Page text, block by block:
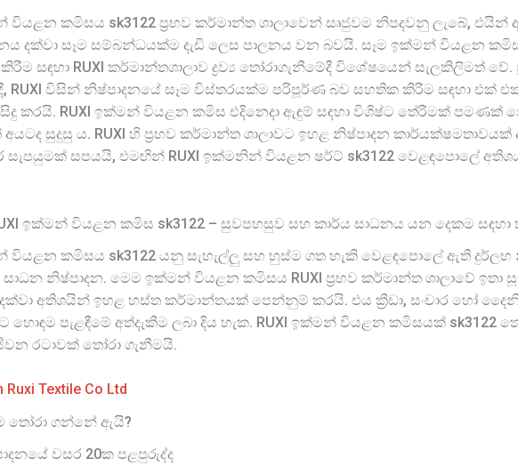
වියළන කමිසය sk3122 ප්‍රභව කර්මාන්ත ශාලාවෙන් සෘජුවම නිපදවනු ලැබේ, එයින්
දක්වා සෑම සම්බන්ධයක්ම දැඩි ලෙස පාලනය වන බවයි. සෑම ඉක්මන් වියළන
සඳහා RUXI කර්මාන්තශාලාව ද්‍රව්‍ය තෝරාගැනීමේදී විශේෂයෙන් සැලකිලිමත් වේ.
RUXI විසින් නිෂ්පාදනයේ සෑම විස්තරයක්ම පරිපූර්ණ බව සහතික කිරීම සඳහා එක්
කරයි. RUXI ඉක්මන් වියළන කමිස එදිනෙදා ඇඳුම් සඳහා විශිෂ්ට තේරීමක් පමණක්
සුදුසු ය. RUXI හි ප්‍රභව කර්මාන්ත ශාලාවට ඉහළ නිෂ්පාදන
සැපයුමක් සපයයි, එමඟින් RUXI ඉක්මනින් වියළන ෂර්ට් sk3122 වෙළඳපොලේ
ඉක්මන් වියළන කමිස sk3122 – සුවපහසුව සහ කාර්ය සාධනය යන දෙකම
වියළන කමිසය sk3122 යනු සැහැල්ලු සහ හුස්ම ගත හැකි වෙළඳපොලේ ඇති
සාධන නිෂ්පාදන. මෙම ඉක්මන් වියළන කමිසය RUXI ප්‍රභව කර්මාන්ත ශාලාවේ
අතිශයින් ඉහළ හස්ත කර්මාන්තයක් පෙන්නුම් කරයි. එය ක්‍රීඩා, සංචාර හෝ
හොඳම පැළඳීමේ අත්දැකීම ලබා දිය හැක. RUXI ඉක්මන් වියළන කමිසයක්
රටාවක් තෝරා ගැනීමයි.
Ruxi Textile Co Ltd
තෝරා ගන්නේ ඇයි?
වසර 20ක පළපුරුද්ද